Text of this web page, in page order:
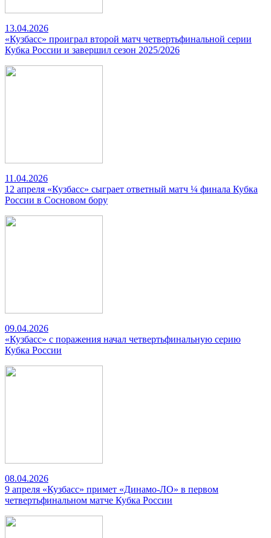
13.04.2026
«Кузбасс» проиграл второй матч четвертьфинальной серии
Кубка России и завершил сезон 2025/2026
11.04.2026
12 апреля «Кузбасс» сыграет ответный матч ¼ финала Кубка
России в Сосновом бору
09.04.2026
«Кузбасс» с поражения начал четвертьфинальную серию
Кубка России
08.04.2026
9 апреля «Кузбасс» примет «Динамо-ЛО» в первом
четвертьфинальном матче Кубка России